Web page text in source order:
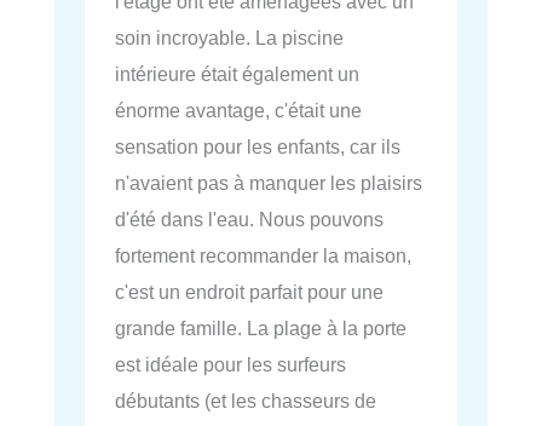
soin incroyable. La piscine
intérieure était également un
énorme avantage, c'était une
sensation pour les enfants, car ils
n'avaient pas à manquer les plaisirs
d'été dans l'eau. Nous pouvons
fortement recommander la maison,
c'est un endroit parfait pour une
grande famille. La plage à la porte
est idéale pour les surfeurs
débutants (et les chasseurs de